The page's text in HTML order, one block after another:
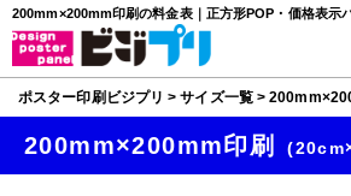
200mm×200mm印刷の料金表｜正方形POP・価格表示
ポスター印刷ビジプリ >サイズ一覧>
200mm×200mm印刷